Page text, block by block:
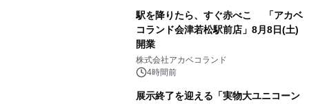
駅を降りたら、すぐ赤べこ 「アカベ
コランド会津若松駅前店」8月8日(土)
開業
株式会社アカベコランド
4時間前
展示終了を迎える「実物大ユニコーン